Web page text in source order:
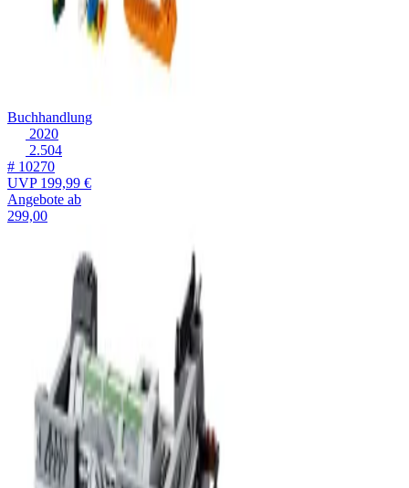
Buchhandlung
2020
2.504
# 10270
UVP199,99 €
Angebote ab
299,00